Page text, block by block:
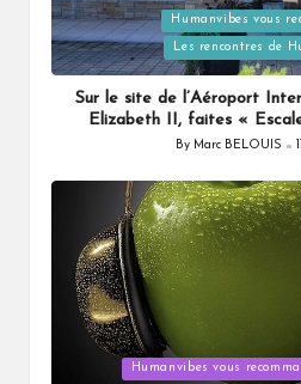
Posted
in
Humanvibes vous
Les rencontres de
Sur le site de l’Aéroport
Elizabeth II, faites «
Posted
By Marc BELOUIS
Humanvibes vous